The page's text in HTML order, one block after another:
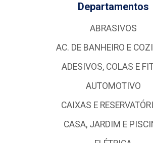
Departamentos
ABRASIVOS
AC. DE BANHEIRO E
ADESIVOS, COLAS E
AUTOMOTIVO
CAIXAS E
CASA, JARDIM E